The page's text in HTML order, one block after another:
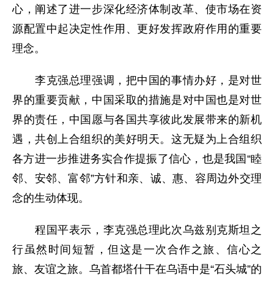
心，阐述了进一步深化经济体制改革、使市场在资
源配置中起决定性作用、更好发挥政府作用的重要
理念。
李克强总理强调，把中国的事情办好，是对世
界的重要贡献，中国采取的措施是对中国也是对世
界的责任，中国愿与各国共享彼此发展带来的新机
遇，共创上合组织的美好明天。这无疑为上合组织
各方进一步推进务实合作提振了信心，也是我国“睦
邻、安邻、富邻”方针和亲、诚、惠、容周边外交理
念的生动体现。
程国平表示，李克强总理此次乌兹别克斯坦之
行虽然时间短暂，但这是一次合作之旅、信心之
旅、友谊之旅。乌首都塔什干在乌语中是“石头城”的